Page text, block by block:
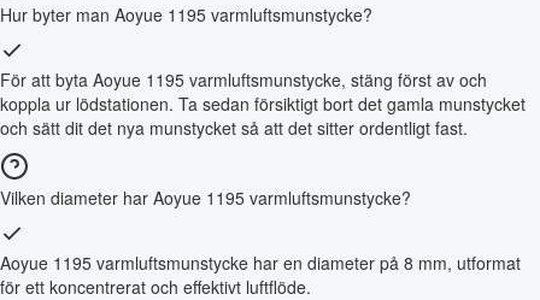
Hur byter man Aoyue 1195 varmluftsmunstycke?
För att byta Aoyue 1195 varmluftsmunstycke, stäng först av och
koppla ur lödstationen. Ta sedan försiktigt bort det gamla munstycket
och sätt dit det nya munstycket så att det sitter ordentligt fast.
Vilken diameter har Aoyue 1195 varmluftsmunstycke?
Aoyue 1195 varmluftsmunstycke har en diameter på 8 mm, utformat
för ett koncentrerat och effektivt luftflöde.